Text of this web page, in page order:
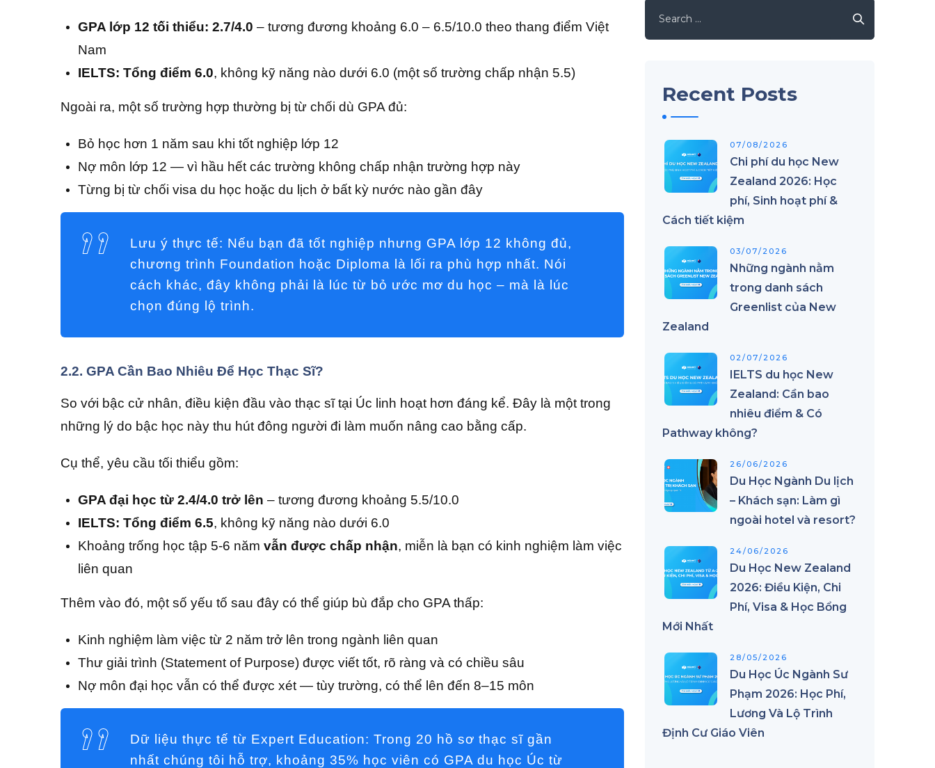
GPA lớp 12 tối thiểu: 2.7/4.0 – tương đương khoảng 6.0 – 6.5/10.0 theo thang điểm Việt
Nam
IELTS: Tổng điểm 6.0, không kỹ năng nào dưới 6.0 (một số trường chấp nhận 5.5)
Ngoài ra, một số trường hợp thường bị từ chối dù GPA đủ:
Bỏ học hơn 1 năm sau khi tốt nghiệp lớp 12
Nợ môn lớp 12 — vì hầu hết các trường không chấp nhận trường hợp này
Từng bị từ chối visa du học hoặc du lịch ở bất kỳ nước nào gần đây
Lưu ý thực tế: Nếu bạn đã tốt nghiệp nhưng GPA lớp 12 không đủ,
chương trình Foundation hoặc Diploma là lối ra phù hợp nhất. Nói
cách khác, đây không phải là lúc từ bỏ ước mơ du học – mà là lúc
chọn đúng lộ trình.
2.2. GPA Cần Bao Nhiêu Để Học Thạc Sĩ?
So với bậc cử nhân, điều kiện đầu vào thạc sĩ tại Úc linh hoạt hơn đáng kể. Đây là một trong
những lý do bậc học này thu hút đông người đi làm muốn nâng cao bằng cấp.
Cụ thể, yêu cầu tối thiểu gồm:
GPA đại học từ 2.4/4.0 trở lên – tương đương khoảng 5.5/10.0
IELTS: Tổng điểm 6.5, không kỹ năng nào dưới 6.0
Khoảng trống học tập 5-6 năm vẫn được chấp nhận, miễn là bạn có kinh nghiệm làm việc
liên quan
Thêm vào đó, một số yếu tố sau đây có thể giúp bù đắp cho GPA thấp:
Kinh nghiệm làm việc từ 2 năm trở lên trong ngành liên quan
Thư giải trình (Statement of Purpose) được viết tốt, rõ ràng và có chiều sâu
Nợ môn đại học vẫn có thể được xét — tùy trường, có thể lên đến 8–15 môn
Dữ liệu thực tế từ Expert Education: Trong 20 hồ sơ thạc sĩ gần
nhất chúng tôi hỗ trợ, khoảng 35% học viên có GPA du học Úc từ
for:
Recent Posts
07/08/2026
Chi phí du học New
Zealand 2026: Học
phí, Sinh hoạt phí &
Cách tiết kiệm
03/07/2026
Những ngành nằm
trong danh sách
Greenlist của New
Zealand
02/07/2026
IELTS du học New
Zealand: Cần bao
nhiêu điểm & Có
Pathway không?
26/06/2026
Du Học Ngành Du lịch
– Khách sạn: Làm gì
ngoài hotel và resort?
24/06/2026
Du Học New Zealand
2026: Điều Kiện, Chi
Phí, Visa & Học Bổng
Mới Nhất
28/05/2026
Du Học Úc Ngành Sư
Phạm 2026: Học Phí,
Lương Và Lộ Trình
Định Cư Giáo Viên